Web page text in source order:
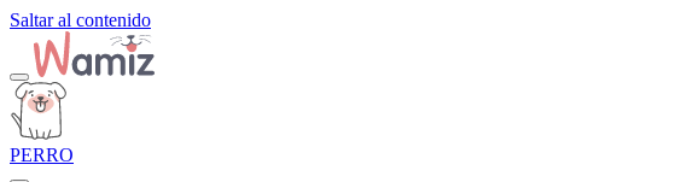
Saltar al contenido
PERRO